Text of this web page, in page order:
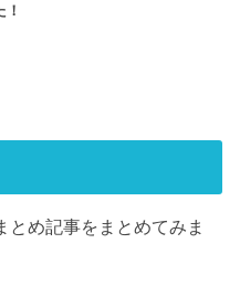
！
とめ記事をまとめてみま